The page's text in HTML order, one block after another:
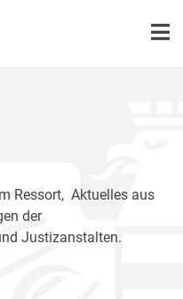
Ressort, Aktuelles aus
der
Justizanstalten.